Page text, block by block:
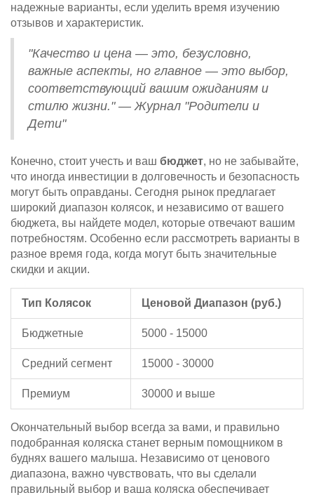
надежные варианты, если уделить время изучению
отзывов и характеристик.
"Качество и цена — это, безусловно,
важные аспекты, но главное — это выбор,
соответствующий вашим ожиданиям и
стилю жизни." — Журнал "Родители и
Дети"
Конечно, стоит учесть и ваш бюджет, но не забывайте,
что иногда инвестиции в долговечность и безопасность
могут быть оправданы. Сегодня рынок предлагает
широкий диапазон колясок, и независимо от вашего
бюджета, вы найдете модел, которые отвечают вашим
потребностям. Особенно если рассмотреть варианты в
разное время года, когда могут быть значительные
скидки и акции.
Тип Колясок Ценовой Диапазон (руб.)
Бюджетные 5000 - 15000
Средний сегмент 15000 - 30000
Премиум 30000 и выше
Окончательный выбор всегда за вами, и правильно
подобранная коляска станет верным помощником в
буднях вашего малыша. Независимо от ценового
диапазона, важно чувствовать, что вы сделали
правильный выбор и ваша коляска обеспечивает